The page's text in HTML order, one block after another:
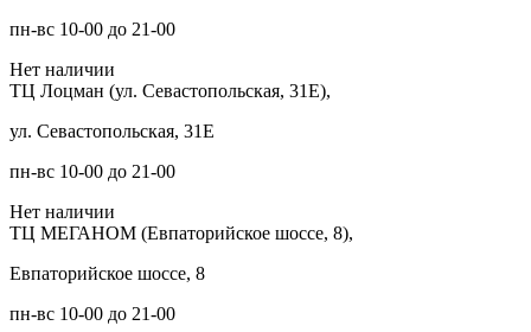
пн-вс 10-00 до 21-00
Нет наличии
ТЦ Лоцман (ул. Севастопольская, 31Е),
ул. Севастопольская, 31Е
пн-вс 10-00 до 21-00
Нет наличии
ТЦ МЕГАНОМ (Евпаторийское шоссе, 8),
Евпаторийское шоссе, 8
пн-вс 10-00 до 21-00